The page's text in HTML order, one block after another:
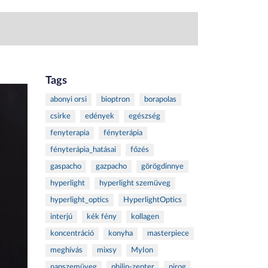
Tags
abonyi orsi bioptron borapolas
csirke edények egészség
fenyterapia fényterápia
fényterápia_hatásai főzés
gaspacho gazpacho görögdinnye
hyperlight hyperlight szemüveg
hyperlight_optics HyperlightOptics
interjú kék fény kollagen
koncentráció konyha masterpiece
meghívás mixsy MyIon